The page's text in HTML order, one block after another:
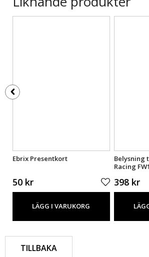
Ebrix Presentkort
50 kr
LÄGG I VARUKORG
Belysning
Racing
398 kr
TILLBAKA